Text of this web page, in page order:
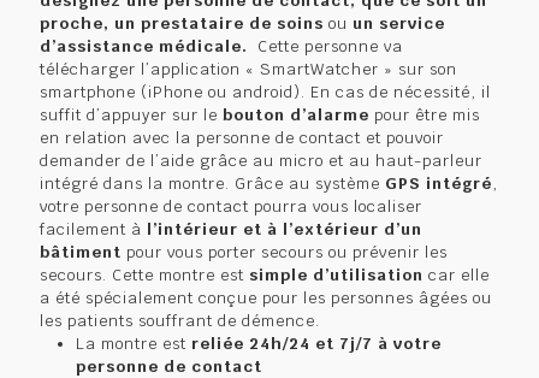
proche, un prestataire de soins ou un service
d’assistance médicale.
Cette personne va
télécharger l’application « SmartWatcher » sur son
smartphone (iPhone ou android). En cas de nécessité, il
suffit d’appuyer sur le bouton d’alarme pour être mis
en relation avec la personne de contact et pouvoir
demander de l’aide grâce au micro et au haut-parleur
intégré dans la montre. Grâce au système GPS intégré,
votre personne de contact pourra vous localiser
facilement à l’intérieur et à l’extérieur d’un
bâtiment pour vous porter secours ou prévenir les
secours. Cette montre est simple d’utilisation car elle
a été spécialement conçue pour les personnes âgées ou
les patients souffrant de démence.
La montre est reliée 24h/24 et 7j/7 à votre
personne de contact